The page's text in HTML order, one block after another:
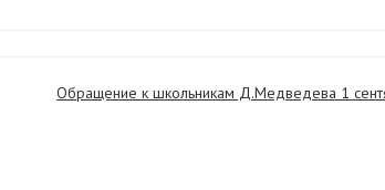
Обращение к школьникам Д.Медведева 1